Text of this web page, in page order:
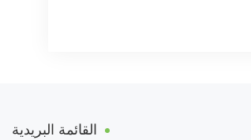
القائمة البريدية